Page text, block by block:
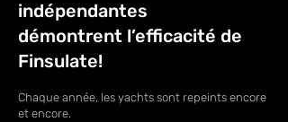
indépendantes
démontrent l’efficacité de
Finsulate!
Chaque année, les yachts sont repeints encore
et encore.